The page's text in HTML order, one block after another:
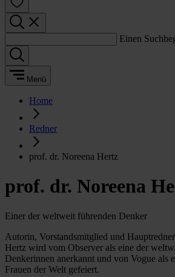
Einen
Menü
Home
Redner
prof. dr. Noreena Hertz
prof. dr. Noreena
Einer der weltweit führenden Denker
Autorin, Vorstandsmitglied und
Hertz wird vom Observer als eine der
Denkerinnen anerkannt und von Vogue als
Frauen der Welt gefeiert.